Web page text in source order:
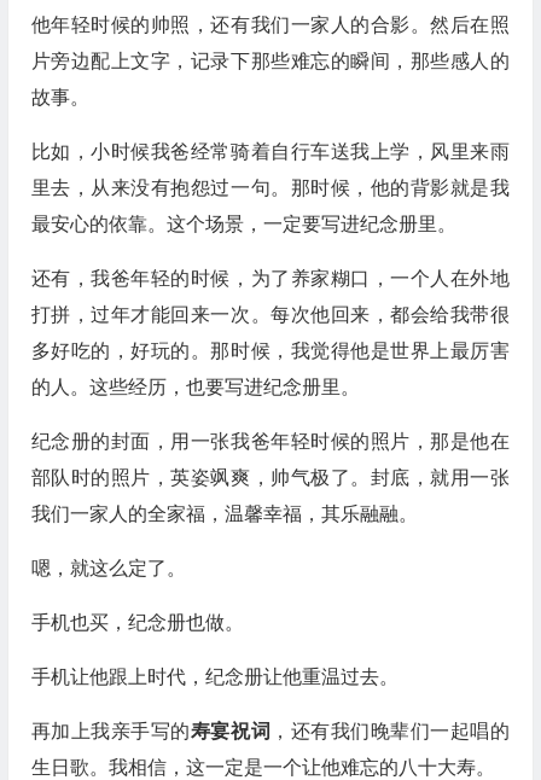
他年轻时候的帅照，还有我们一家人的合影。然后在照
片旁边配上文字，记录下那些难忘的瞬间，那些感人的
故事。
比如，小时候我爸经常骑着自行车送我上学，风里来雨
里去，从来没有抱怨过一句。那时候，他的背影就是我
最安心的依靠。这个场景，一定要写进纪念册里。
还有，我爸年轻的时候，为了养家糊口，一个人在外地
打拼，过年才能回来一次。每次他回来，都会给我带很
多好吃的，好玩的。那时候，我觉得他是世界上最厉害
的人。这些经历，也要写进纪念册里。
纪念册的封面，用一张我爸年轻时候的照片，那是他在
部队时的照片，英姿飒爽，帅气极了。封底，就用一张
我们一家人的全家福，温馨幸福，其乐融融。
嗯，就这么定了。
手机也买，纪念册也做。
手机让他跟上时代，纪念册让他重温过去。
再加上我亲手写的寿宴祝词 ，还有我们晚辈们一起唱的
生日歌。我相信，这一定是一个让他难忘的八十大寿。